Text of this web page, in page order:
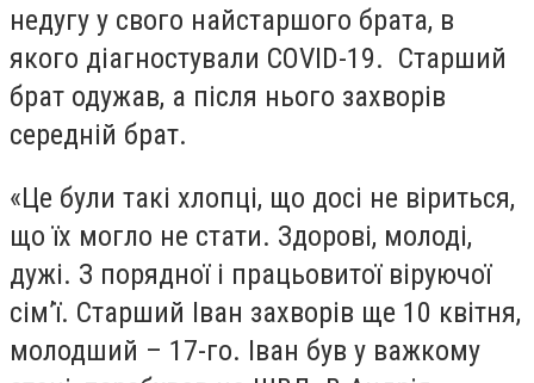
недугу у свого найстаршого брата, в
якого діагностували COVID-19. Старший
брат одужав, а після нього захворів
середній брат.
«Це були такі хлопці, що досі не віриться,
що їх могло не стати. Здорові, молоді,
дужі. З порядної і працьовитої віруючої
сім’ї. Старший Іван захворів ще 10 квітня,
молодший – 17-го. Іван був у важкому